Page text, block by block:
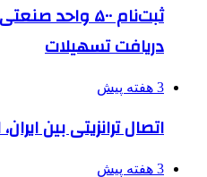
ثبت‌نام ۵۰۰
دریافت تسهیلات
3 هفته پیش
اتصال ترانزیتی بین
3 هفته پیش